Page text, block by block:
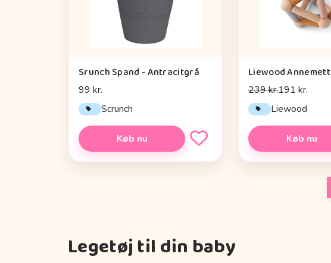
Srunch Spand - Antracitgrå
99 kr.
Scrunch
Køb nu
239 kr.191 kr.
Liewood
Køb nu
Legetøj til din baby